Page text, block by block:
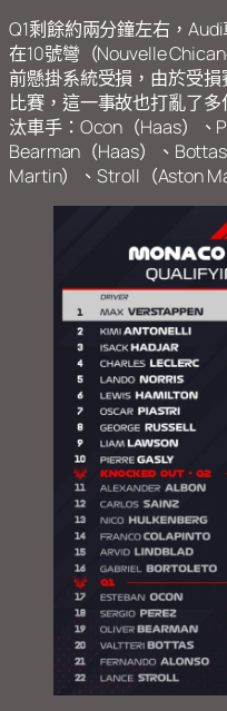
Q1剩餘約兩分鐘左右，
在10號彎（Nouvelle
前懸掛系統受損，由於受
比賽，這一事故也打亂了
汰車手：Ocon（Haas）、
Bearman（Haas）、
Martin）、Stroll（Aston